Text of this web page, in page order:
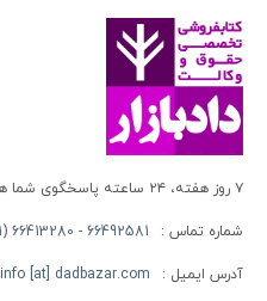
۷ روز هفته، ۲۴ ساعته پاسخگوی شما هستیم
شماره تماس : 66492581 - 66413280 (021)
آدرس ایمیل : info [at] dadbazar.com